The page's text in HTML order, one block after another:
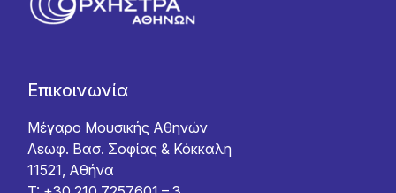
Επικοινωνία
Μέγαρο Μουσικής Αθηνών
Λεωφ. Βασ. Σοφίας & Κόκκαλη
11521, Αθήνα